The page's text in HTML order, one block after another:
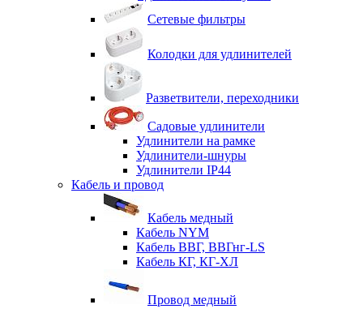
Сетевые фильтры
Колодки для удлинителей
Разветвители, переходники
Садовые удлинители
Удлинители на рамке
Удлинители-шнуры
Удлинители IP44
Кабель и провод
Кабель медный
Кабель NYM
Кабель ВВГ, ВВГнг-LS
Кабель КГ, КГ-ХЛ
Провод медный